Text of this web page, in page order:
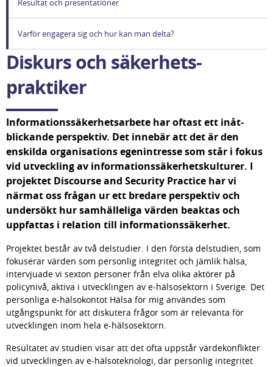
Varför engagera sig och hur kan man delta?
Diskurs och säkerhets­
praktiker
Informationssäkerhetsarbete har oftast ett inåt­
blickande perspektiv. Det innebär att det är den
enskilda organisations egenintresse som står i fokus
vid utveckling av informa­tions­­säkerhetskulturer. I
projektet Discourse and Security Practice har vi
närmat oss frågan ur ett bredare perspektiv och
undersökt hur samhäll­eliga värden beaktas och
uppfattas i relation till informationssäkerhet.
Projektet består av två delstudier. I den första del­studien, som
fokuserar värden som personlig integritet och jämlik hälsa,
intervju­ade vi sexton personer från elva olika aktörer på
policynivå, aktiva i utvecklingen av e-hälsosektorn i Sverige. Det
personliga e-hälsokontot Hälsa för mig användes som
utgångspunkt för att diskutera frågor som är relevanta för
utvecklingen inom hela e-hälsosektorn.
Resultatet av studien visar att det ofta uppstår värde­konflikter
vid utvecklingen av e-hälso­teknologi, där personlig integritet